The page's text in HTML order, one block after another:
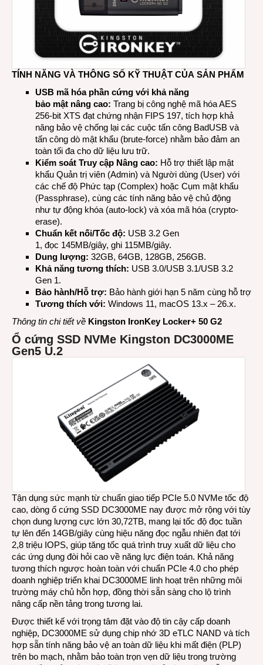
TÍNH NĂNG VÀ THÔNG SỐ KỸ THUẬT CỦA SẢN PHẨM
USB mã hóa phần cứng với khả năng
bảo mật nâng cao: Trang bị công nghệ mã hóa AES
256-bit XTS đạt chứng nhận FIPS 197, tích hợp khả
năng bảo vệ chống lại các cuộc tấn công BadUSB và
tấn công dò mật khẩu (brute-force) nhằm bảo đảm an
toàn tối đa cho dữ liệu lưu trữ.
Kiểm soát Truy cập Nâng cao: Hỗ trợ thiết lập mật
khẩu Quản trị viên (Admin) và Người dùng (User) với
các chế độ Phức tạp (Complex) hoặc Cụm mật khẩu
(Passphrase), cùng các tính năng bảo vệ chủ động
như tự động khóa (auto-lock) và xóa mã hóa (crypto-
erase).
Chuẩn kết nối/Tốc độ: USB 3.2 Gen
1, đọc 145MB/giây, ghi 115MB/giây.
Dung lượng: 32GB, 64GB, 128GB, 256GB.
Khả năng tương thích: USB 3.0/USB 3.1/USB 3.2
Gen 1.
Bảo hành/Hỗ trợ: Bảo hành giới hạn 5 năm cùng hỗ trợ
Tương thích với: Windows 11, macOS 13.x – 26.x.
Thông tin chi tiết về Kingston IronKey Locker+ 50 G2
Ổ cứng SSD NVMe Kingston DC3000ME
Gen5 U.2
Tận dụng sức mạnh từ chuẩn giao tiếp PCIe 5.0 NVMe tốc độ
cao, dòng ổ cứng SSD DC3000ME nay được mở rộng với tùy
chọn dung lượng cực lớn 30,72TB, mang lại tốc độ đọc tuần
tự lên đến 14GB/giây cùng hiệu năng đọc ngẫu nhiên đạt tới
2,8 triệu IOPS, giúp tăng tốc quá trình truy xuất dữ liệu cho
các ứng dụng đòi hỏi cao về năng lực điện toán. Khả năng
tương thích ngược hoàn toàn với chuẩn PCIe 4.0 cho phép
doanh nghiệp triển khai DC3000ME linh hoạt trên những môi
trường máy chủ hỗn hợp, đồng thời sẵn sàng cho lộ trình
nâng cấp nền tảng trong tương lai.
Được thiết kế với trọng tâm đặt vào độ tin cậy cấp doanh
nghiệp, DC3000ME sử dụng chip nhớ 3D eTLC NAND và tích
hợp sẵn tính năng bảo vệ an toàn dữ liệu khi mất điện (PLP)
trên bo mạch, nhằm bảo toàn trọn vẹn dữ liệu trong trường